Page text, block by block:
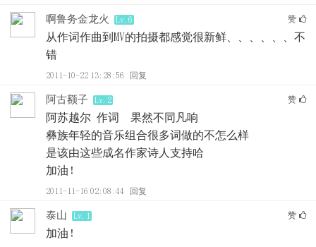
啊鲁务金龙火 Lv.6 赞
从作词作曲到MV的拍摄都感觉很新鲜、、、、、、不
错
2011-10-22 13:28:56 回复
阿古额子 Lv.2 赞
阿苏越尔 作词 果然不同凡响
彝族年轻的音乐组合很多词做的不怎么样
是该由这些成名作家诗人支持哈
加油！
2011-11-16 02:08:44 回复
泰山 Lv.1 赞
加油！